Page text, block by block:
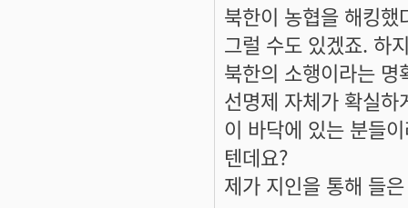
북한이 농협을 해킹
그럴 수도 있겠죠. 하
북한의 소행이라는
선명제 자체가 확실
이 바닥에 있는 분들
텐데요?
제가 지인을 통해 들